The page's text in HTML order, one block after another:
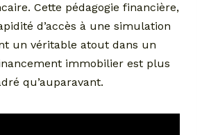
Cette pédagogie financière,
d’accès à une simulation
un véritable atout dans un
immobilier est plus
qu’auparavant.